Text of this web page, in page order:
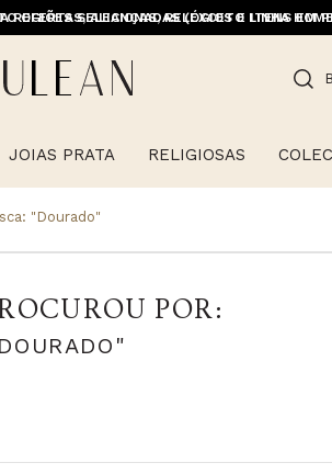
REGIÕES SELECIONADAS (EXCETO LINHA
JOIAS PRATA RELIGIOSAS
"dourado"
POR: